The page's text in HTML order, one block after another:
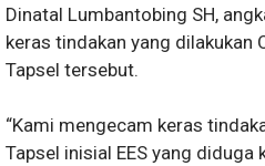
Dinatal Lumbantobing SH,
keras tindakan yang dilakukan
Tapsel tersebut.
“Kami mengecam keras
Tapsel inisial EES yang diduga